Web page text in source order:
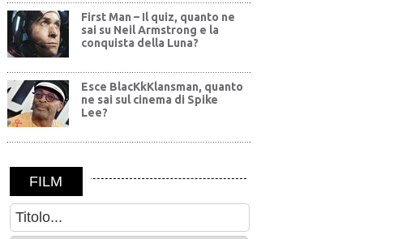
First Man – Il quiz, quanto ne
sai su Neil Armstrong e la
conquista della Luna?
Esce BlacKkKlansman, quanto
ne sai sul cinema di Spike
Lee?